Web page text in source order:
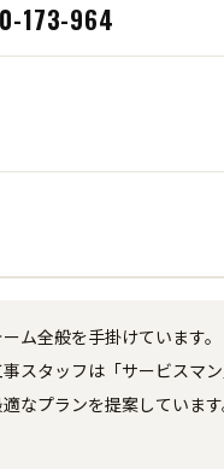
173-964
ム全般を手掛けています
スタッフは「サービスマ
なプランを提案していま